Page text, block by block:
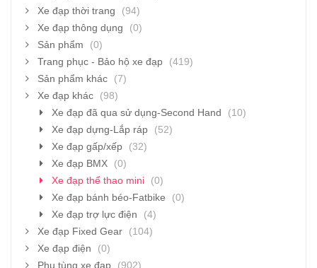
Xe đạp thời trang
(94)
Xe đạp thông dụng
(0)
Sản phẩm
(0)
Trang phục - Bảo hộ xe đạp
(419)
Sản phẩm khác
(7)
Xe đạp khác
(98)
Xe đạp đã qua sử dụng-Second Hand
(10)
Xe đạp dựng-Lắp ráp
(52)
Xe đạp gấp/xếp
(32)
Xe đạp BMX
(0)
Xe đạp thể thao mini
(0)
Xe đạp bánh béo-Fatbike
(0)
Xe đạp trợ lực điện
(4)
Xe đạp Fixed Gear
(104)
Xe đạp điện
(0)
Phụ tùng xe đạp
(902)